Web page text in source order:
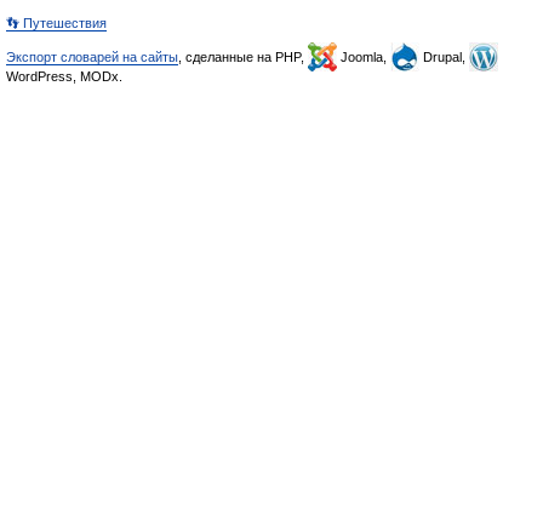
👣 Путешествия
Экспорт словарей на сайты , сделанные на PHP, Joomla,
Drupal,
WordPress, MODx.